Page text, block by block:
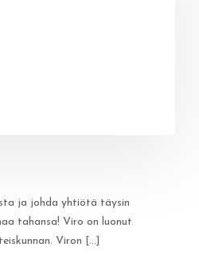
ja johda yhtiötä täysin
tahansa! Viro on luonut
Viron [...]